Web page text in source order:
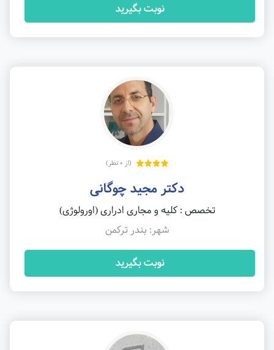
نوبت بگیرید
(از 0 نظر)
دکتر مجید چوگانی
تخصص : کلیه و مجاری ادراری (اورولوژی)
شهر: بندر ترکمن
نوبت بگیرید